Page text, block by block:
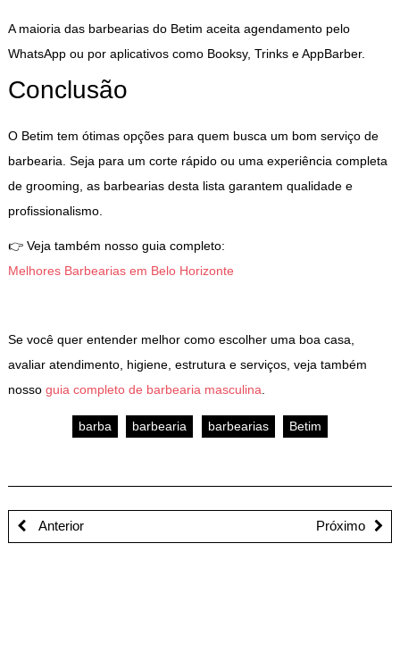
A maioria das barbearias do Betim aceita agendamento pelo
WhatsApp ou por aplicativos como Booksy, Trinks e AppBarber.
Conclusão
O Betim tem ótimas opções para quem busca um bom serviço de
barbearia. Seja para um corte rápido ou uma experiência completa
de grooming, as barbearias desta lista garantem qualidade e
profissionalismo.
👉 Veja também nosso guia completo:
Melhores Barbearias em Belo Horizonte
Se você quer entender melhor como escolher uma boa casa,
avaliar atendimento, higiene, estrutura e serviços, veja também
nosso guia completo de barbearia masculina
barba barbearia barbearias Betim
Anterior Próximo